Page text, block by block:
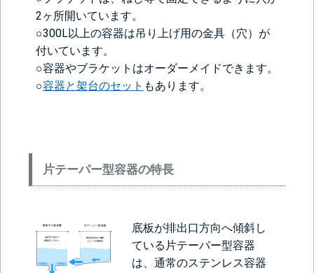
2ヶ所開いています。
○300L以上の容器は吊り上げ用の金具（穴）が
付いています。
○容器やブラケットはオーダーメイドできます。
○容器と架台のセット もあります。
片テーパー型容器の特長
底板が排出口方向へ傾斜し
ている片テーパー型容器
は、通常のステンレス容器